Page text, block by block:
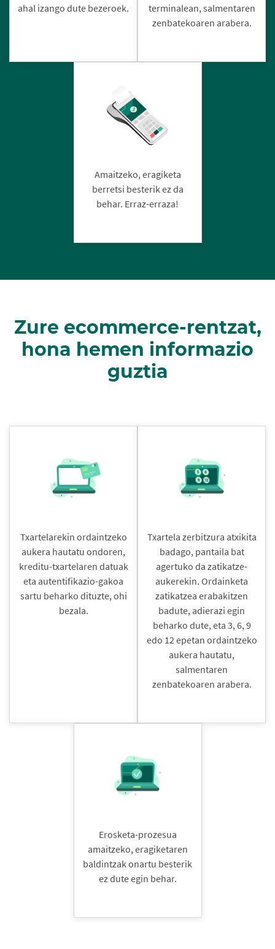
ahal izango dute bezeroek.
terminalean, salmentaren
zenbatekoaren arabera.
Amaitzeko, eragiketa
berretsi besterik ez da
behar. Erraz-erraza!
Zure ecommerce-rentzat,
hona hemen informazio
guztia
Txartelarekin ordaintzeko
aukera hautatu ondoren,
kreditu-txartelaren datuak
eta autentifikazio-gakoa
sartu beharko dituzte, ohi
bezala.
Txartela zerbitzura atxikita
badago, pantaila bat
agertuko da zatikatze-
aukerekin. Ordainketa
zatikatzea erabakitzen
badute, adierazi egin
beharko dute, eta 3, 6, 9
edo 12 epetan ordaintzeko
aukera hautatu,
salmentaren
zenbatekoaren arabera.
Erosketa-prozesua
amaitzeko, eragiketaren
baldintzak onartu besterik
ez dute egin behar.